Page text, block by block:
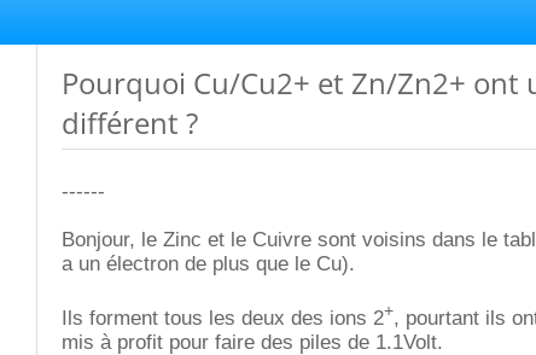
Pourquoi Cu/Cu2+ et Zn/Zn2+ ont
différent ?
------
Bonjour, le Zinc et le Cuivre sont voisins dans le
a un électron de plus que le Cu).
Ils forment tous les deux des ions 2+, pourtant ils
mis à profit pour faire des piles de 1.1Volt.